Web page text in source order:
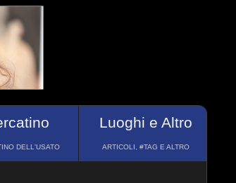
DELL'USATO
Luoghi e Altro
ARTICOLI, #TAG E ALTRO